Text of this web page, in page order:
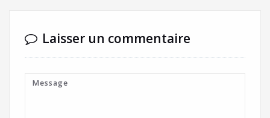
Laisser un commentaire